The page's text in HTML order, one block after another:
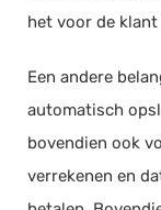
het voor de
Een andere
automatisch
bovendien ook
verrekenen en